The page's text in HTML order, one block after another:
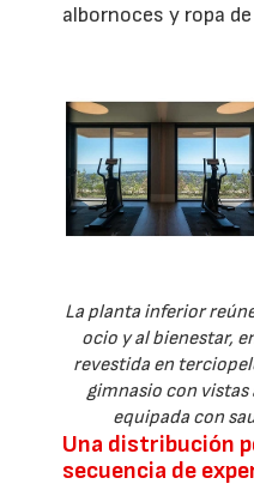
albornoces y ropa
La planta inferior
ocio y al bienestar,
revestida en
gimnasio con vistas
equipada con
Una distribución
secuencia de